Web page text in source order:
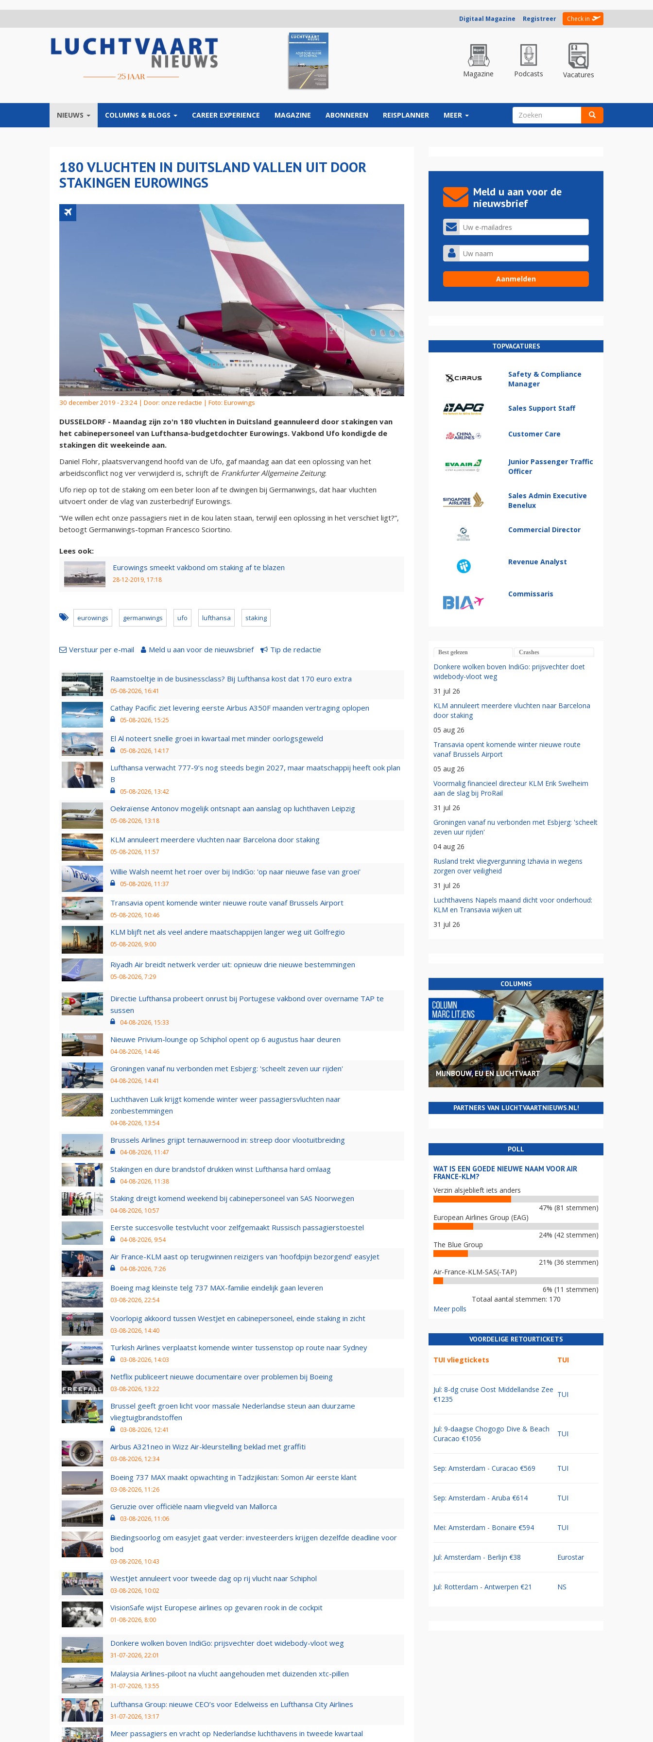
Digitaal Magazine Registreer Check in
Magazine Podcasts Vacatures
NIEUWS COLUMNS & BLOGS CAREER EXPERIENCE MAGAZINE ABONNEREN REISPLANNER MEER ZOEKVELD
180 VLUCHTEN IN DUITSLAND VALLEN UIT DOOR
STAKINGEN EUROWINGS
30 december 2019 - 23:24 | Door: onze redactie | Foto: Eurowings
DUSSELDORF - Maandag zijn zo'n 180 vluchten in Duitsland geannuleerd door stakingen van
het cabinepersoneel van Lufthansa-budgetdochter Eurowings. Vakbond Ufo kondigde de
stakingen dit weekeinde aan.
Daniel Flohr, plaatsvervangend hoofd van de Ufo, gaf maandag aan dat een oplossing van het
arbeidsconflict nog ver verwijderd is, schrijft de Frankfurter Allgemeine Zeitung.
Ufo riep op tot de staking om een beter loon af te dwingen bij Germanwings, dat haar vluchten
uitvoert onder de vlag van zusterbedrijf Eurowings.
“We willen echt onze passagiers niet in de kou laten staan, terwijl een oplossing in het verschiet ligt?”,
betoogt Germanwings-topman Francesco Sciortino.
Lees ook:
Eurowings smeekt vakbond om staking af te blazen
28-12-2019, 17:18
eurowings germanwings ufo lufthansa staking
Verstuur per e-mail Meld u aan voor de nieuwsbrief Tip de redactie
Raamstoeltje in de businessclass? Bij Lufthansa kost dat 170 euro extra
05-08-2026, 16:41
Cathay Pacific ziet levering eerste Airbus A350F maanden vertraging oplopen
05-08-2026, 15:25
El Al noteert snelle groei in kwartaal met minder oorlogsgeweld
05-08-2026, 14:17
Lufthansa verwacht 777-9’s nog steeds begin 2027, maar maatschappij heeft ook plan
B
05-08-2026, 13:42
Oekraïense Antonov mogelijk ontsnapt aan aanslag op luchthaven Leipzig
05-08-2026, 13:18
KLM annuleert meerdere vluchten naar Barcelona door staking
05-08-2026, 11:57
Willie Walsh neemt het roer over bij IndiGo: 'op naar nieuwe fase van groei'
05-08-2026, 11:37
Transavia opent komende winter nieuwe route vanaf Brussels Airport
05-08-2026, 10:46
KLM blijft net als veel andere maatschappijen langer weg uit Golfregio
05-08-2026, 9:00
Riyadh Air breidt netwerk verder uit: opnieuw drie nieuwe bestemmingen
05-08-2026, 7:29
Directie Lufthansa probeert onrust bij Portugese vakbond over overname TAP te
sussen
04-08-2026, 15:33
Nieuwe Privium-lounge op Schiphol opent op 6 augustus haar deuren
04-08-2026, 14:46
Groningen vanaf nu verbonden met Esbjerg: 'scheelt zeven uur rijden'
04-08-2026, 14:41
Luchthaven Luik krijgt komende winter weer passagiersvluchten naar
zonbestemmingen
04-08-2026, 13:54
Brussels Airlines grijpt ternauwernood in: streep door vlootuitbreiding
04-08-2026, 11:47
Stakingen en dure brandstof drukken winst Lufthansa hard omlaag
04-08-2026, 11:38
Staking dreigt komend weekend bij cabinepersoneel van SAS Noorwegen
04-08-2026, 10:57
Eerste succesvolle testvlucht voor zelfgemaakt Russisch passagierstoestel
04-08-2026, 9:54
Air France-KLM aast op terugwinnen reizigers van ‘hoofdpijn bezorgend’ easyJet
04-08-2026, 7:26
Boeing mag kleinste telg 737 MAX-familie eindelijk gaan leveren
03-08-2026, 22:54
Voorlopig akkoord tussen WestJet en cabinepersoneel, einde staking in zicht
03-08-2026, 14:40
Turkish Airlines verplaatst komende winter tussenstop op route naar Sydney
03-08-2026, 14:03
Netflix publiceert nieuwe documentaire over problemen bij Boeing
03-08-2026, 13:22
Brussel geeft groen licht voor massale Nederlandse steun aan duurzame
vliegtuigbrandstoffen
03-08-2026, 12:41
Airbus A321neo in Wizz Air-kleurstelling beklad met graffiti
03-08-2026, 12:34
Boeing 737 MAX maakt opwachting in Tadzjikistan: Somon Air eerste klant
03-08-2026, 11:26
Geruzie over officiële naam vliegveld van Mallorca
03-08-2026, 11:06
Biedingsoorlog om easyJet gaat verder: investeerders krijgen dezelfde deadline voor
bod
03-08-2026, 10:43
WestJet annuleert voor tweede dag op rij vlucht naar Schiphol
03-08-2026, 10:02
VisionSafe wijst Europese airlines op gevaren rook in de cockpit
01-08-2026, 8:00
Donkere wolken boven IndiGo: prijsvechter doet widebody-vloot weg
31-07-2026, 22:01
Malaysia Airlines-piloot na vlucht aangehouden met duizenden xtc-pillen
31-07-2026, 13:55
Lufthansa Group: nieuwe CEO’s voor Edelweiss en Lufthansa City Airlines
31-07-2026, 13:17
Meer passagiers en vracht op Nederlandse luchthavens in tweede kwartaal
Meld u aan voor de
nieuwsbrief
TOPVACATURES
Safety & Compliance
Manager
Sales Support Staff
Customer Care
Junior Passenger Traffic
Officer
Sales Admin Executive
Benelux
Commercial Director
Revenue Analyst
Commissaris
Best gelezen Crashes
Donkere wolken boven IndiGo: prijsvechter doet
widebody-vloot weg
31 jul 26
KLM annuleert meerdere vluchten naar Barcelona
door staking
05 aug 26
Transavia opent komende winter nieuwe route
vanaf Brussels Airport
05 aug 26
Voormalig financieel directeur KLM Erik Swelheim
aan de slag bij ProRail
31 jul 26
Groningen vanaf nu verbonden met Esbjerg: 'scheelt
zeven uur rijden'
04 aug 26
Rusland trekt vliegvergunning Izhavia in wegens
zorgen over veiligheid
31 jul 26
Luchthavens Napels maand dicht voor onderhoud:
KLM en Transavia wijken uit
31 jul 26
COLUMNS
MIJNBOUW, EU EN LUCHTVAART
PARTNERS VAN LUCHTVAARTNIEUWS.NL!
POLL
WAT IS EEN GOEDE NIEUWE NAAM VOOR AIR
FRANCE-KLM?
Verzin alsjeblieft iets anders
47% (81 stemmen)
European Airlines Group (EAG)
24% (42 stemmen)
The Blue Group
21% (36 stemmen)
Air-France-KLM-SAS(-TAP)
6% (11 stemmen)
Totaal aantal stemmen: 170
Meer polls
VOORDELIGE RETOURTICKETS
TUI vliegtickets TUI
Jul: 8-dg cruise Oost Middellandse Zee
€1235
TUI
Jul: 9-daagse Chogogo Dive & Beach
Curacao €1056
TUI
Sep: Amsterdam - Curacao €569 TUI
Sep: Amsterdam - Aruba €614 TUI
Mei: Amsterdam - Bonaire €594 TUI
Jul: Amsterdam - Berlijn €38 Eurostar
Jul: Rotterdam - Antwerpen €21 NS